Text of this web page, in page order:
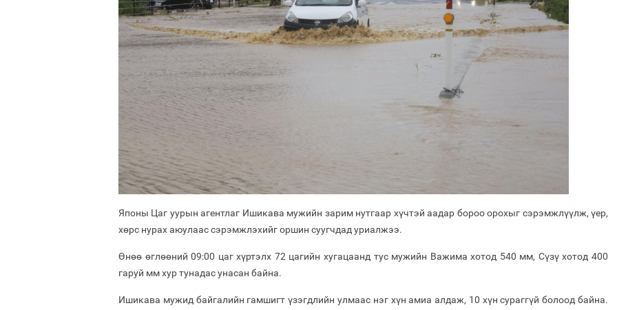
Японы Цаг уурын агентлаг Ишикава мужийн зарим нутгаар хүчтэй аадар бороо орохыг сэрэмжлүүлж, үер,
хөрс нурах аюулаас сэрэмжлэхийг оршин суугчдад уриалжээ.
Өнөө өглөөний 09:00 цаг хүртэлх 72 цагийн хугацаанд тус мужийн Важима хотод 540 мм, Сүзү хотод 400
гаруй мм хур тунадас унасан байна.
Ишикава мужид байгалийн гамшигт үзэгдлийн улмаас нэг хүн амиа алдаж, 10 хүн сураггүй болоод байна.